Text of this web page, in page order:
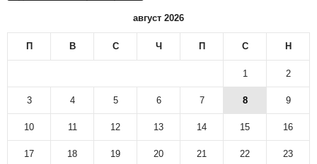
в
а
р
с
к
и
а
август 2026
П В С Ч П С Н
1 2
3 4 5 6 7 8 9
10 11 12 13 14 15 16
17 18 19 20 21 22 23